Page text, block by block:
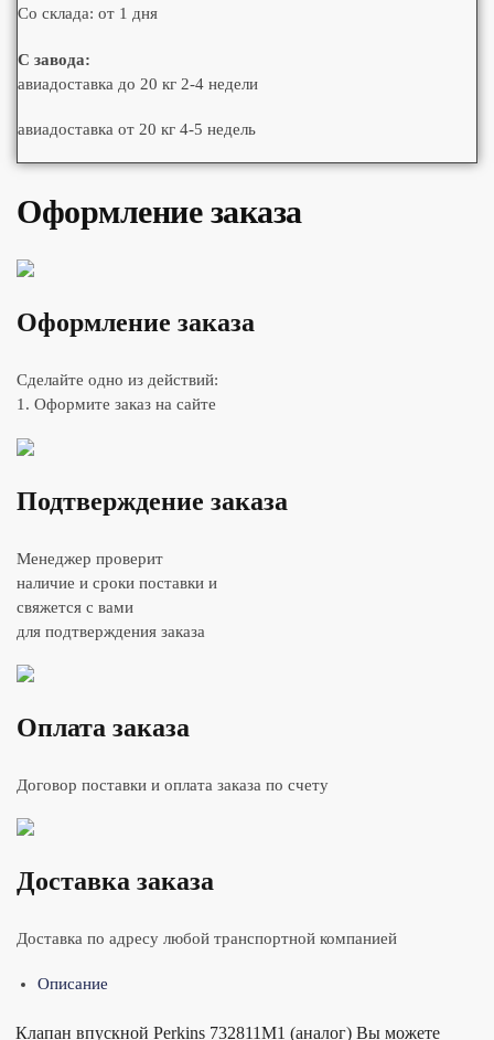
Со склада: от 1 дня
С завода:
авиадоставка до 20 кг 2-4 недели
авиадоставка от 20 кг 4-5 недель
Оформление заказа
Оформление заказа
Сделайте одно из действий:
1. Оформите заказ на сайте
Подтверждение заказа
Менеджер проверит
наличие и сроки поставки и
свяжется с вами
для подтверждения заказа
Оплата заказа
Договор поставки и оплата заказа по счету
Доставка заказа
Доставка по адресу любой транспортной компанией
Описание
Клапан впускной Perkins 732811M1 (аналог) Вы можете